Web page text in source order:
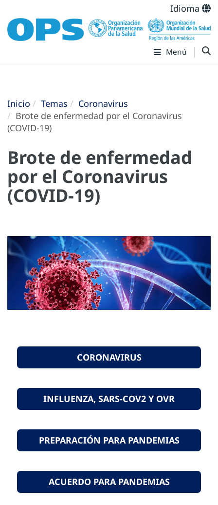
Idioma
Menú
Inicio Temas
Coronavirus
Brote de enfermedad por el Coronavirus
(COVID-19)
Brote de enfermedad
por el Coronavirus
(COVID-19)
CORONAVIRUS
INFLUENZA, SARS-COV2 Y OVR
PREPARACIÓN PARA PANDEMIAS
ACUERDO PARA PANDEMIAS